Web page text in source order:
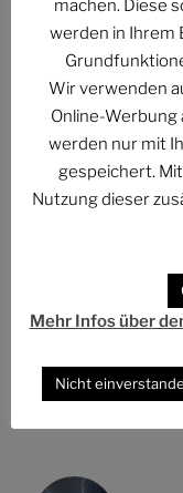
Vorheriger
Beitrag
ZURÜCK
Technische
Edition“ mit
Folge uns im
machen. Diese
werden in Ihrem
Wir verwenden
Online-Werbung
werden nur mit
gespeichert.
Nutzung dieser
Mehr Infos über
Nicht